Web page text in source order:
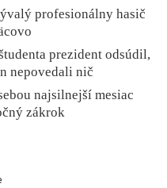
profesionálny hasič
prezident odsúdil,
nepovedali nič
najsilnejší mesiac
zákrok